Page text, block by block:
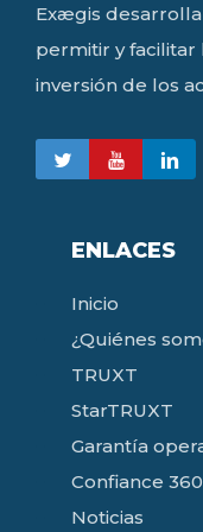
Exægis
permitir y facilitar
inversión de los
ENLACES
Inicio
¿Quiénes
TRUXT
StarTRUXT
Garantía
Confiance 360
Noticias